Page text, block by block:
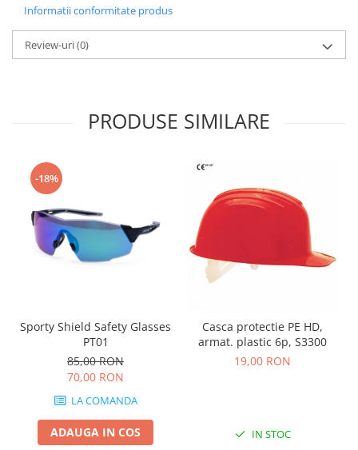
Informatii conformitate produs
Review-uri(0)
PRODUSE SIMILARE
-18%
Sporty Shield Safety Glasses
PT01
85,00 RON
70,00 RON
LA COMANDA
ADAUGA IN COS
Casca protectie PE HD,
armat. plastic 6p, S3300
19,00 RON
IN STOC